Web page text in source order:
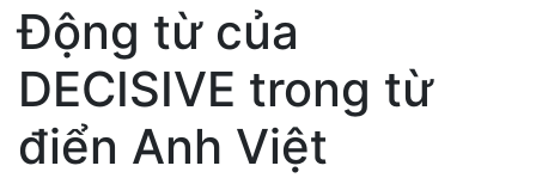
Động từ của
DECISIVE trong từ
điển Anh Việt